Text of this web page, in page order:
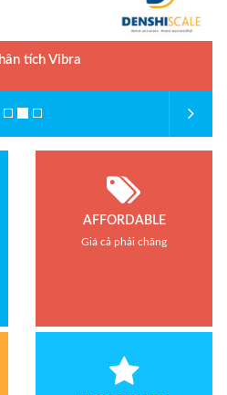
tích Vibra
AFFORDABLE
Giá cả phải chăng